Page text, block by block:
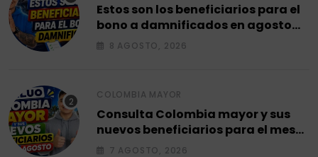
Estos son los beneficiarios para el
bono a damnificados en agosto
2026.
8 AGOSTO, 2026
COLOMBIA MAYOR
Consulta Colombia mayor y sus
nuevos beneficiarios para el mes
de agosto 2026.
7 AGOSTO, 2026